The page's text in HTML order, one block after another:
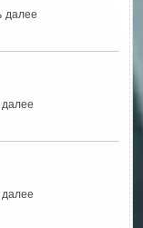
далее